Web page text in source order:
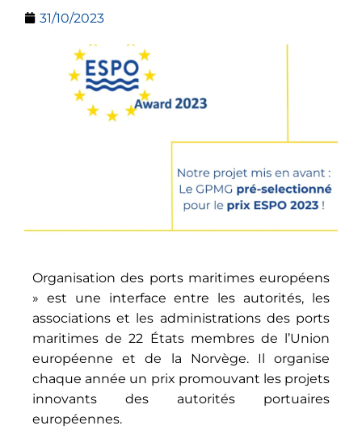
31/10/2023
Organisation des ports maritimes européens
» est une interface entre les autorités, les
associations et les administrations des ports
maritimes de 22 États membres de l’Union
européenne et de la Norvège. Il organise
chaque année un prix promouvant les projets
innovants des autorités portuaires
européennes.